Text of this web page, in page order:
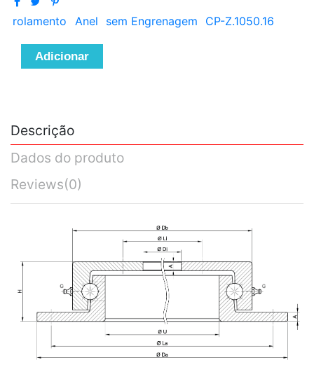
rolamento Anel sem Engrenagem CP-Z.1050.16
Adicionar
Descrição
Dados do produto
Reviews(0)